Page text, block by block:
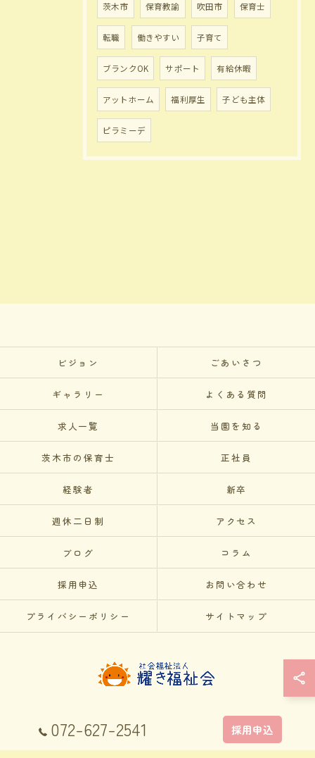
茨木市 保育教諭 吹田市 保育士
転職 働きやすい 子育て
ブランクOK サポート 有給休暇
アットホーム 福利厚生 子ども主体
ピラミーデ
072-627-2541 採用申込
ビジョン ごあいさつ
ギャラリー よくある質問
求人一覧 当園を知る
茨木市の保育士 正社員
経験者 新卒
週休二日制 アクセス
ブログ コラム
採用申込 お問い合わせ
プライバシーポリシー サイトマップ
© 2026 大阪府吹田市の保育士の求人なら社会福祉法人耀き福祉会 ALL RIGHTS
RESERVED.